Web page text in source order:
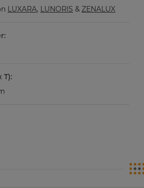
LUXARA, LUNORIS & ZENALUX
T):